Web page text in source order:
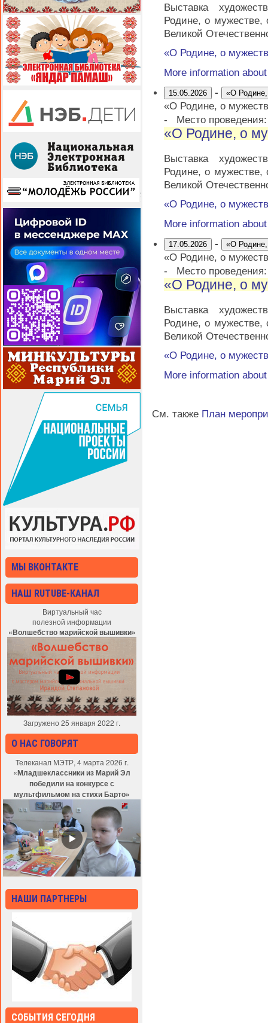
МЫ ВКОНТАКТЕ
НАШ RUTUBE-КАНАЛ
Виртуальный час
полезной информации
«Волшебство марийской вышивки»
Загружено 25 января 2022 г.
О НАС ГОВОРЯТ
Телеканал МЭТР, 4 марта 2026 г.
«Младшеклассники из Марий Эл
победили на конкурсе с
мультфильмом на стихи Барто»
НАШИ ПАРТНЕРЫ
СОБЫТИЯ СЕГОДНЯ
Выставка
Родине, о
Великой
«О Родине, о
More information
15.05.2026 - «О
«О Родине, о
-
Место
«О Родине, о
Выставка
Родине, о
Великой
«О Родине, о
More information
17.05.2026 - «О
«О Родине, о
-
Место
«О Родине, о
Выставка
Родине, о
Великой
«О Родине, о
More information
См. также План